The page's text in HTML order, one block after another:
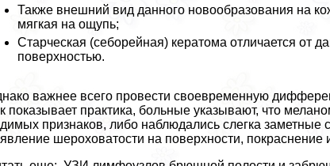
Также внешний вид данного новообразования на
мягкая на ощупь;
Старческая (себорейная) кератома отличается от
поверхностью.
важнее всего провести своевременную
показывает пpaктика, больные указывают, что
признаков, либо наблюдались слегка заметные
шероховатости на поверхности, покраснение